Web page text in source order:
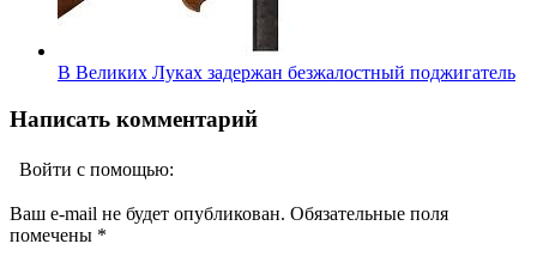
В Великих Луках задержан безжалостный поджигатель
Написать комментарий
Войти с помощью:
Ваш e-mail не будет опубликован. Обязательные поля
помечены *